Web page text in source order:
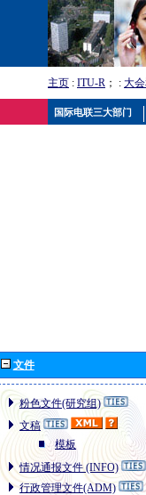
主页 : ITU-R ； : 大
文件
粉色文件(研究组)
文稿
模板
情况通报文件 (INFO)
行政管理文件(ADM)
国际电联三大部门